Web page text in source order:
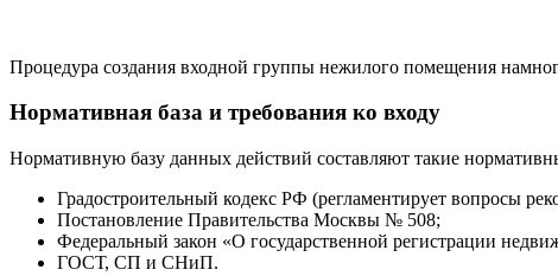
Процедура создания входной группы нежилого помещения
Нормативная база и требования ко входу
Нормативную базу данных действий составляют такие
Градостроительный кодекс РФ (регламентирует вопросы
Постановление Правительства Москвы № 508;
Федеральный закон «О государственной регистрации
ГОСТ, СП и СНиП.